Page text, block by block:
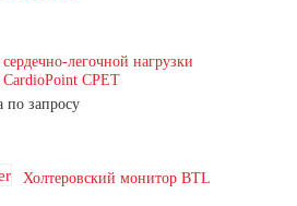
сердечно-легочной нагрузки
CPET
по запросу
Холтеровский монитор BTL